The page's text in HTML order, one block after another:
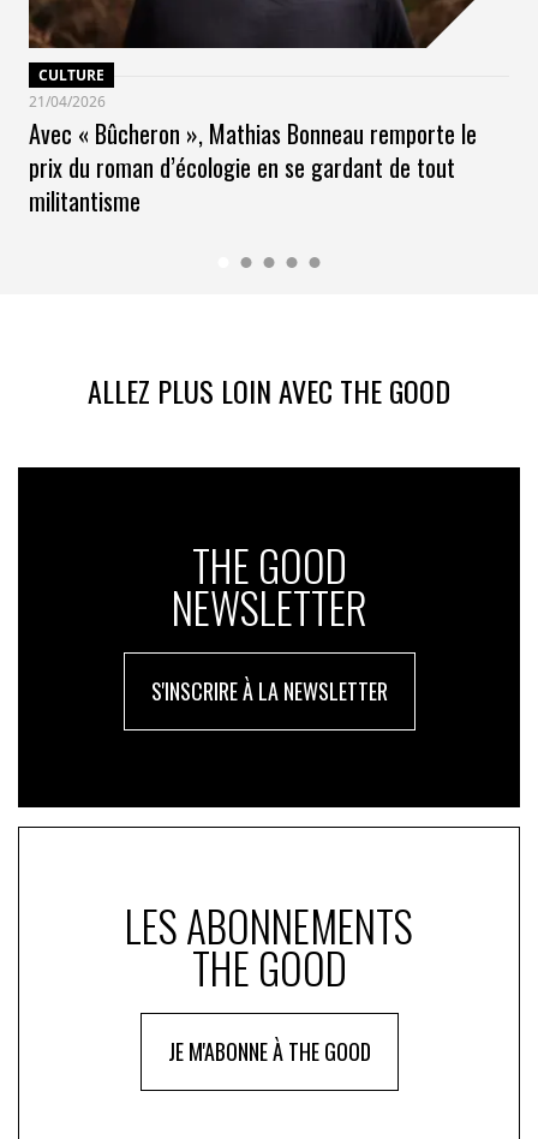
CULTURE
21/04/2026
Avec « Bûcheron », Mathias Bonneau remporte le
prix du roman d’écologie en se gardant de tout
militantisme
ALLEZ PLUS LOIN AVEC THE GOOD
THE GOOD
NEWSLETTER
S'INSCRIRE À LA NEWSLETTER
LES ABONNEMENTS
THE GOOD
JE M'ABONNE À THE GOOD